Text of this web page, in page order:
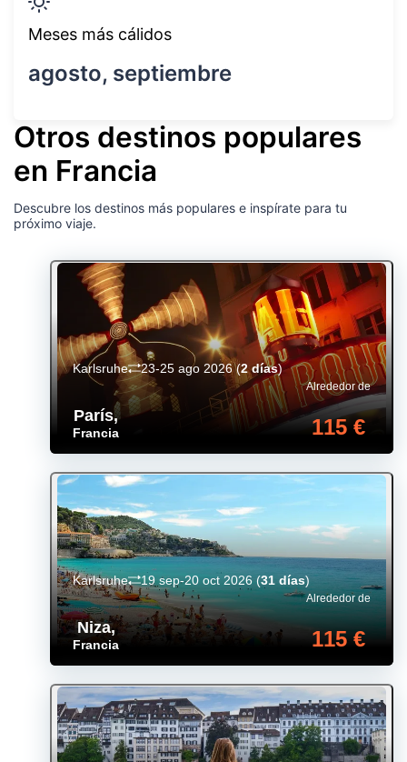
Meses más cálidos
agosto, septiembre
Otros destinos populares
en Francia
Descubre los destinos más populares e inspírate para tu
próximo viaje.
París,
Francia
Alrededor de
115 €
Karlsruhe 23-25 ago 2026(2 días)
Niza,
Francia
Alrededor de
115 €
Karlsruhe 19 sep-20 oct 2026 (31 días)